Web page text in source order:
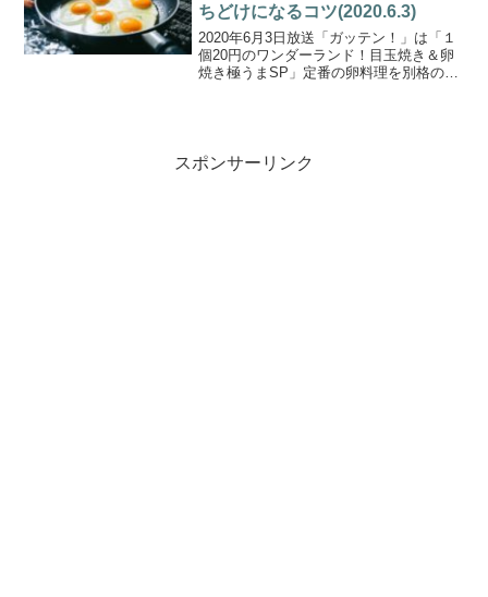
ちどけになるコツ(2020.6.3)
2020年6月3日放送「ガッテン！」は「１
個20円のワンダーランド！目玉焼き＆卵
焼き極うまSP」定番の卵料理を別格のう
スポンサーリンク